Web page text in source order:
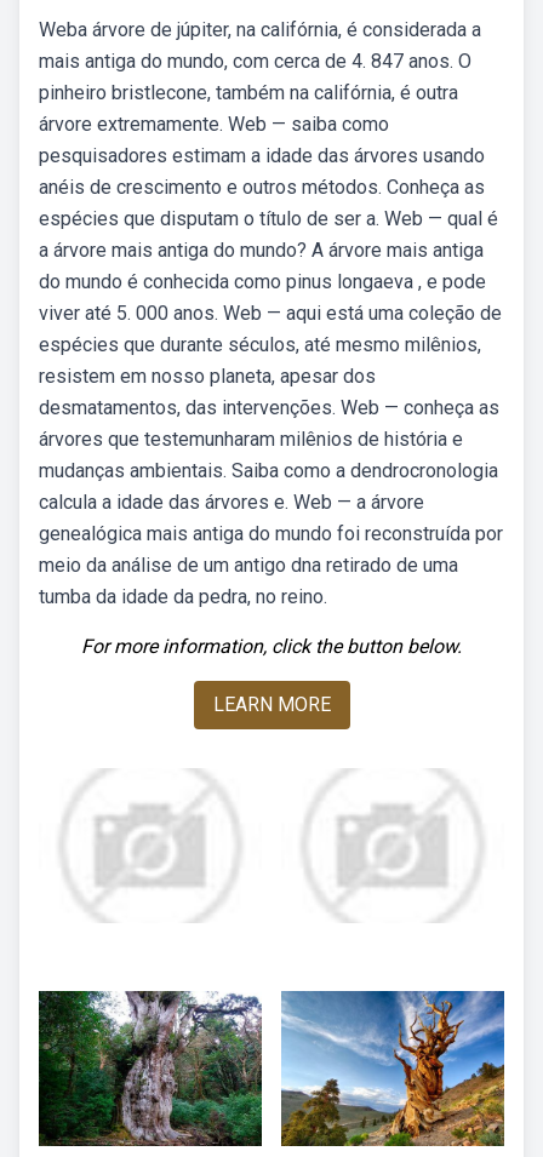
Weba árvore de júpiter, na califórnia, é considerada a
mais antiga do mundo, com cerca de 4. 847 anos. O
pinheiro bristlecone, também na califórnia, é outra
árvore extremamente. Web — saiba como
pesquisadores estimam a idade das árvores usando
anéis de crescimento e outros métodos. Conheça as
espécies que disputam o título de ser a. Web — qual é
a árvore mais antiga do mundo? A árvore mais antiga
do mundo é conhecida como pinus longaeva , e pode
viver até 5. 000 anos. Web — aqui está uma coleção de
espécies que durante séculos, até mesmo milênios,
resistem em nosso planeta, apesar dos
desmatamentos, das intervenções. Web — conheça as
árvores que testemunharam milênios de história e
mudanças ambientais. Saiba como a dendrocronologia
calcula a idade das árvores e. Web — a árvore
genealógica mais antiga do mundo foi reconstruída por
meio da análise de um antigo dna retirado de uma
tumba da idade da pedra, no reino.
For more information, click the button below.
LEARN MORE